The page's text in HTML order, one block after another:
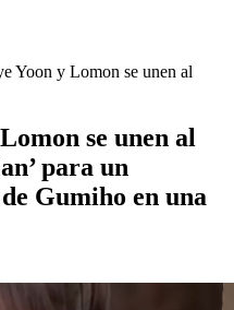
Yoon y Lomon se unen al
se unen al
para un
Gumiho en una